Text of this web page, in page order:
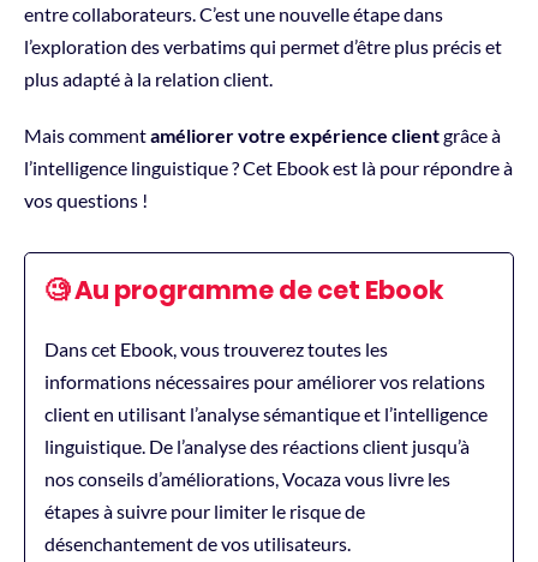
entre collaborateurs. C’est une nouvelle étape dans
l’exploration des verbatims qui permet d’être plus précis et
plus adapté à la relation client.
Mais commentaméliorer votre expérience clientgrâce à
l’intelligence linguistique ? Cet Ebook est là pour répondre à
vos questions !
🧐 Au programme de cet Ebook
Dans cet Ebook, vous trouverez toutes les
informations nécessaires pour améliorer vos relations
client en utilisant l’analyse sémantique et l’intelligence
linguistique. De l’analyse des réactions client jusqu’à
nos conseils d’améliorations, Vocaza vous livre les
étapes à suivre pour limiter le risque de
désenchantement de vos utilisateurs.